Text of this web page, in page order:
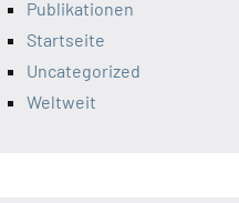
Publikationen
Startseite
Uncategorized
Weltweit